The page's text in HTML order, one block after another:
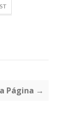
Página →